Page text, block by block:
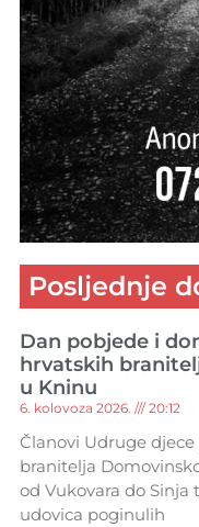
Posljednje
Dan pobjede i
hrvatskih
u Kninu
6. kolovoza 2026. 20:12
Članovi Udruge
branitelja
od Vukovara do
udovica poginulih